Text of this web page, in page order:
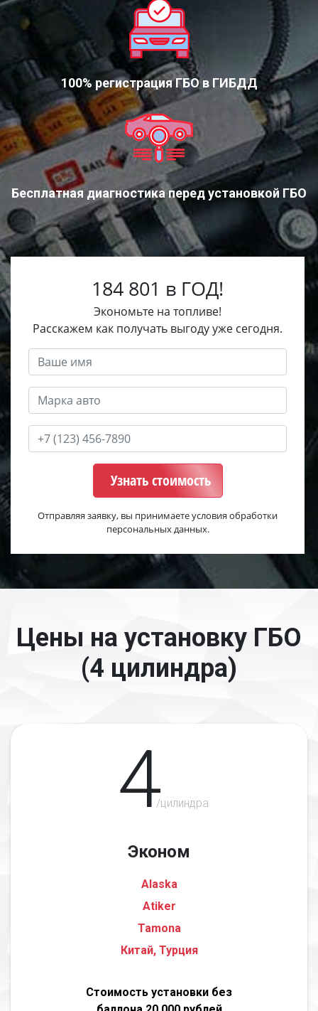
100% регистрация ГБО в ГИБДД
Бесплатная диагностика перед установкой ГБО
184 801 в ГОД!
Экономьте на топливе!
Расскажем как получать выгоду уже сегодня.
Узнать стоимость
Отправляя заявку, вы принимаете условия обработки
персональных данных.
Цены на установку ГБО
(4 цилиндра)
4/цилиндра
Эконом
Alaska
Atiker
Tamona
Китай, Турция
Стоимость установки без